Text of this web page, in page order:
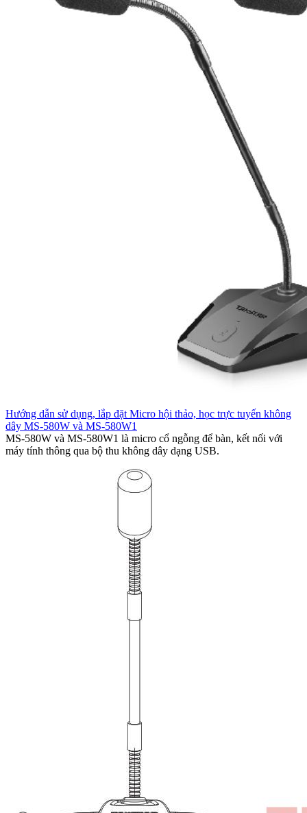
Hướng dẫn sử dụng, lắp đặt Micro hội thảo, học trực tuyến không
dây MS-580W và MS-580W1
MS-580W và MS-580W1 là micro cổ ngỗng để bàn, kết nối với
máy tính thông qua bộ thu không dây dạng USB.